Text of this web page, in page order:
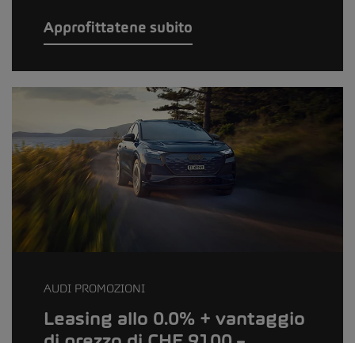
Approfittatene subito
AUDI PROMOZIONI
Leasing allo 0.0% + vantaggio